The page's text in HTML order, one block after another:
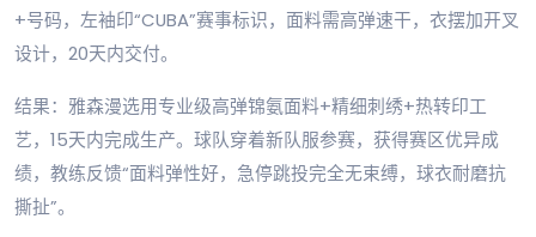
+号码，左袖印“CUBA”赛事标识，面料需高弹速干，衣摆加开叉
设计，20天内交付。
结果：雅森漫选用专业级高弹锦氨面料+精细刺绣+热转印工
艺，15天内完成生产。球队穿着新队服参赛，获得赛区优异成
绩，教练反馈“面料弹性好，急停跳投完全无束缚，球衣耐磨抗
撕扯”。